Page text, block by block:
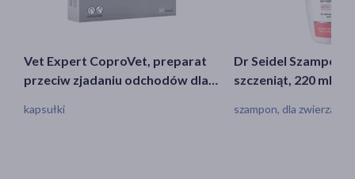
Vet Expert CoproVet, preparat
przeciw zjadaniu odchodów dla
kapsułki
Dr Seidel Szampon
szczeniąt, 220 ml
szampon, dla zwierząt